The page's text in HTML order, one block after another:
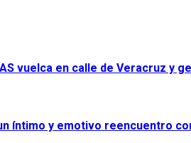
vuelca en calle de Veracruz y
íntimo y emotivo reencuentro